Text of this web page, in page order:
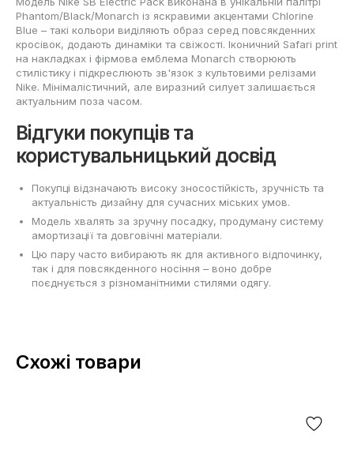
Phantom/Black/Monarch із яскравими акцентами Chlorine
Blue – такі кольори виділяють образ серед повсякденних
кросівок, додають динаміки та свіжості. Іконичний Safari print
на накладках і фірмова емблема Monarch створюють
стилістику і підкреслюють зв'язок з культовими релізами
Nike. Мінімалістичний, але виразний силует залишається
актуальним поза часом.
Відгуки покупців та
користувальницький досвід
Покупці відзначають високу зносостійкість, зручність та
актуальність дизайну для сучасних міських умов.
Модель хвалять за зручну посадку, продуману систему
амортизації та довговічні матеріали.
Цю пару часто вибирають як для активного відпочинку,
так і для повсякденного носіння – воно добре
поєднується з різноманітними стилями одягу.
Схожі товари